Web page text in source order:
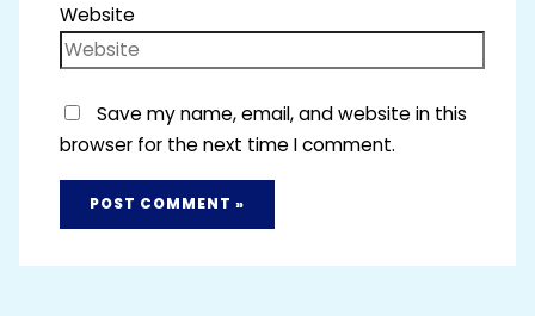
Website
Save my name, email, and website in this
browser for the next time I comment.